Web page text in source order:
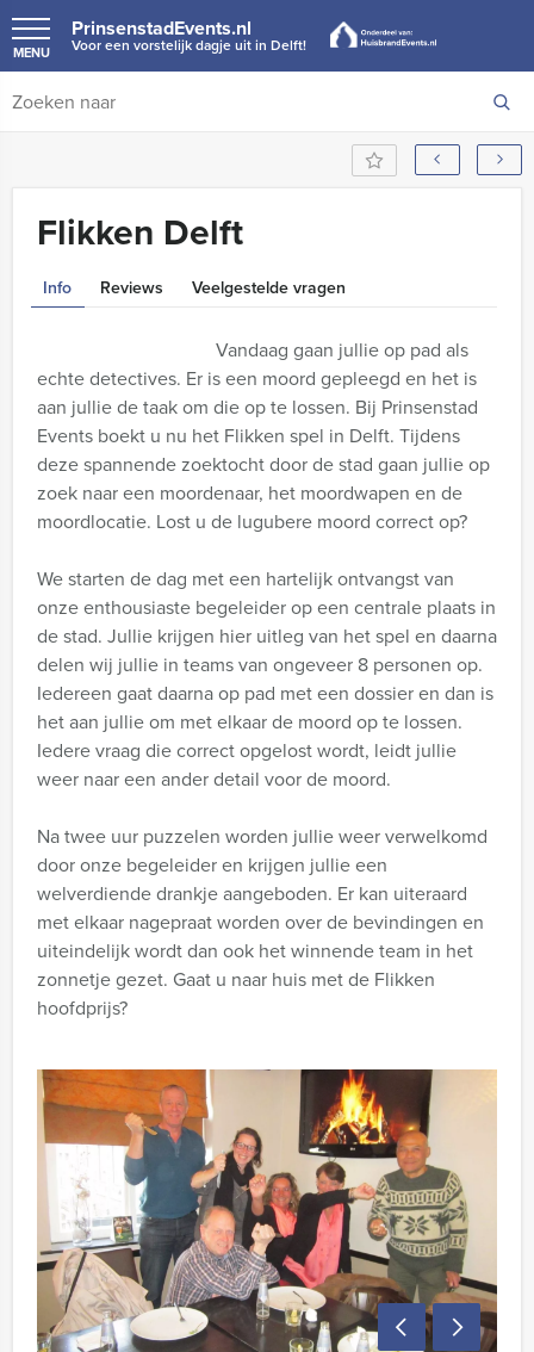
PrinsenstadEvents.nl
Voor een vorstelijk dagje uit in Delft!
MENU
Flikken Delft
Info Reviews Veelgestelde vragen
Vandaag gaan jullie op pad als
echte detectives. Er is een moord gepleegd en het is
aan jullie de taak om die op te lossen. Bij Prinsenstad
Events boekt u nu het Flikken spel in Delft. Tijdens
deze spannende zoektocht door de stad gaan jullie op
zoek naar een moordenaar, het moordwapen en de
moordlocatie. Lost u de lugubere moord correct op?
We starten de dag met een hartelijk ontvangst van
onze enthousiaste begeleider op een centrale plaats in
de stad. Jullie krijgen hier uitleg van het spel en daarna
delen wij jullie in teams van ongeveer 8 personen op.
Iedereen gaat daarna op pad met een dossier en dan is
het aan jullie om met elkaar de moord op te lossen.
Iedere vraag die correct opgelost wordt, leidt jullie
weer naar een ander detail voor de moord.
Na twee uur puzzelen worden jullie weer verwelkomd
door onze begeleider en krijgen jullie een
welverdiende drankje aangeboden. Er kan uiteraard
met elkaar nagepraat worden over de bevindingen en
uiteindelijk wordt dan ook het winnende team in het
zonnetje gezet. Gaat u naar huis met de Flikken
hoofdprijs?